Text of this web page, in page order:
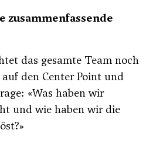
zusammenfassende
das gesamte Team noch
den Center Point und
«Was haben wir
und wie haben wir die